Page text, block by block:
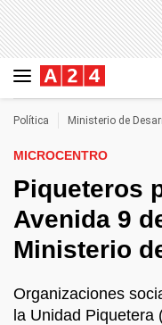
Política Ministerio de
MICROCENTRO
Piqueteros
Avenida 9
Ministerio
Organizaciones
la Unidad